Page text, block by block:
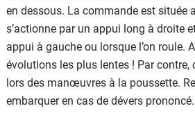
en dessous. La commande est située
s’actionne par un appui long à droite
appui à gauche ou lorsque l’on roule.
évolutions les plus lentes ! Par contre,
lors des manœuvres à la poussette.
embarquer en cas de dévers prononcé.